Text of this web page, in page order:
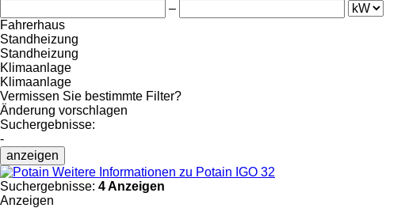
–
Fahrerhaus
Standheizung
Standheizung
Klimaanlage
Klimaanlage
Vermissen Sie bestimmte Filter?
Änderung vorschlagen
Suchergebnisse:
-
anzeigen
Weitere Informationen zu Potain IGO 32
Suchergebnisse: 4 Anzeigen
Anzeigen